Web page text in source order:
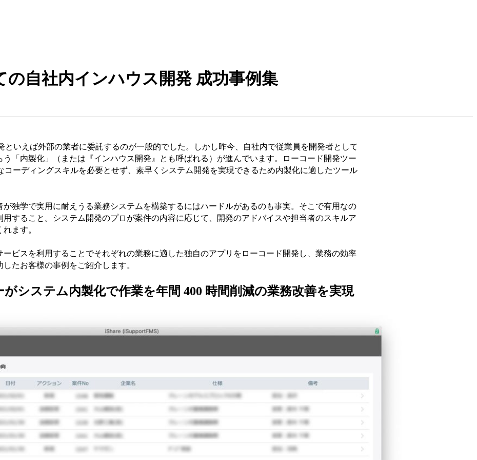
自社内インハウス開発 成功事例集
といえば外部の業者に委託するのが一般的でした。しかし昨今、自社内で従業員を開発者として
「内製化」（または『インハウス開発』とも呼ばれる）が進んでいます。ローコード開発ツー
コーディングスキルを必要とせず、素早くシステム開発を実現できるため内製化に適したツール
が独学で実用に耐えうる業務システムを構築するにはハードルがあるのも事実。そこで有用なの
用すること。システム開発のプロが案件の内容に応じて、開発のアドバイスや担当者のスキルア
ます。
ービスを利用することでそれぞれの業務に適した独自のアプリをローコード開発し、業務の効率
たお客様の事例をご紹介します。
システム内製化で作業を年間 400 時間削減の業務改善を実現